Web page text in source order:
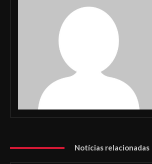
Notícias relacionadas